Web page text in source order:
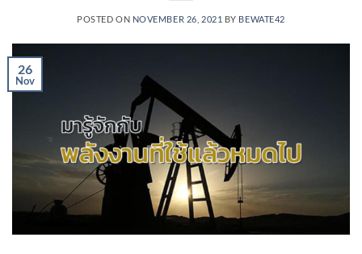
POSTED ON NOVEMBER 26, 2021 BY BEWATE42
26
Nov